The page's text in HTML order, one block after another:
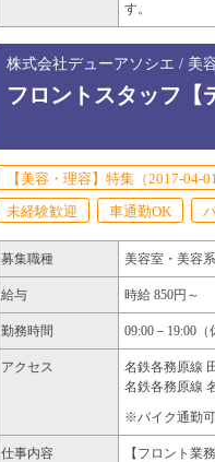
す。
株式会社デューアソシエ / 美
フロントスタッフ【
【美容・理容】特集（2017-04-
未経験歓迎
車通勤OK
募集職種 美容室・美容
給与 時給 850円～
勤務時間 09:00－19:00
アクセス
名鉄各務原線
名鉄各務原線
※バイク通勤
仕事内容
【フロント業務